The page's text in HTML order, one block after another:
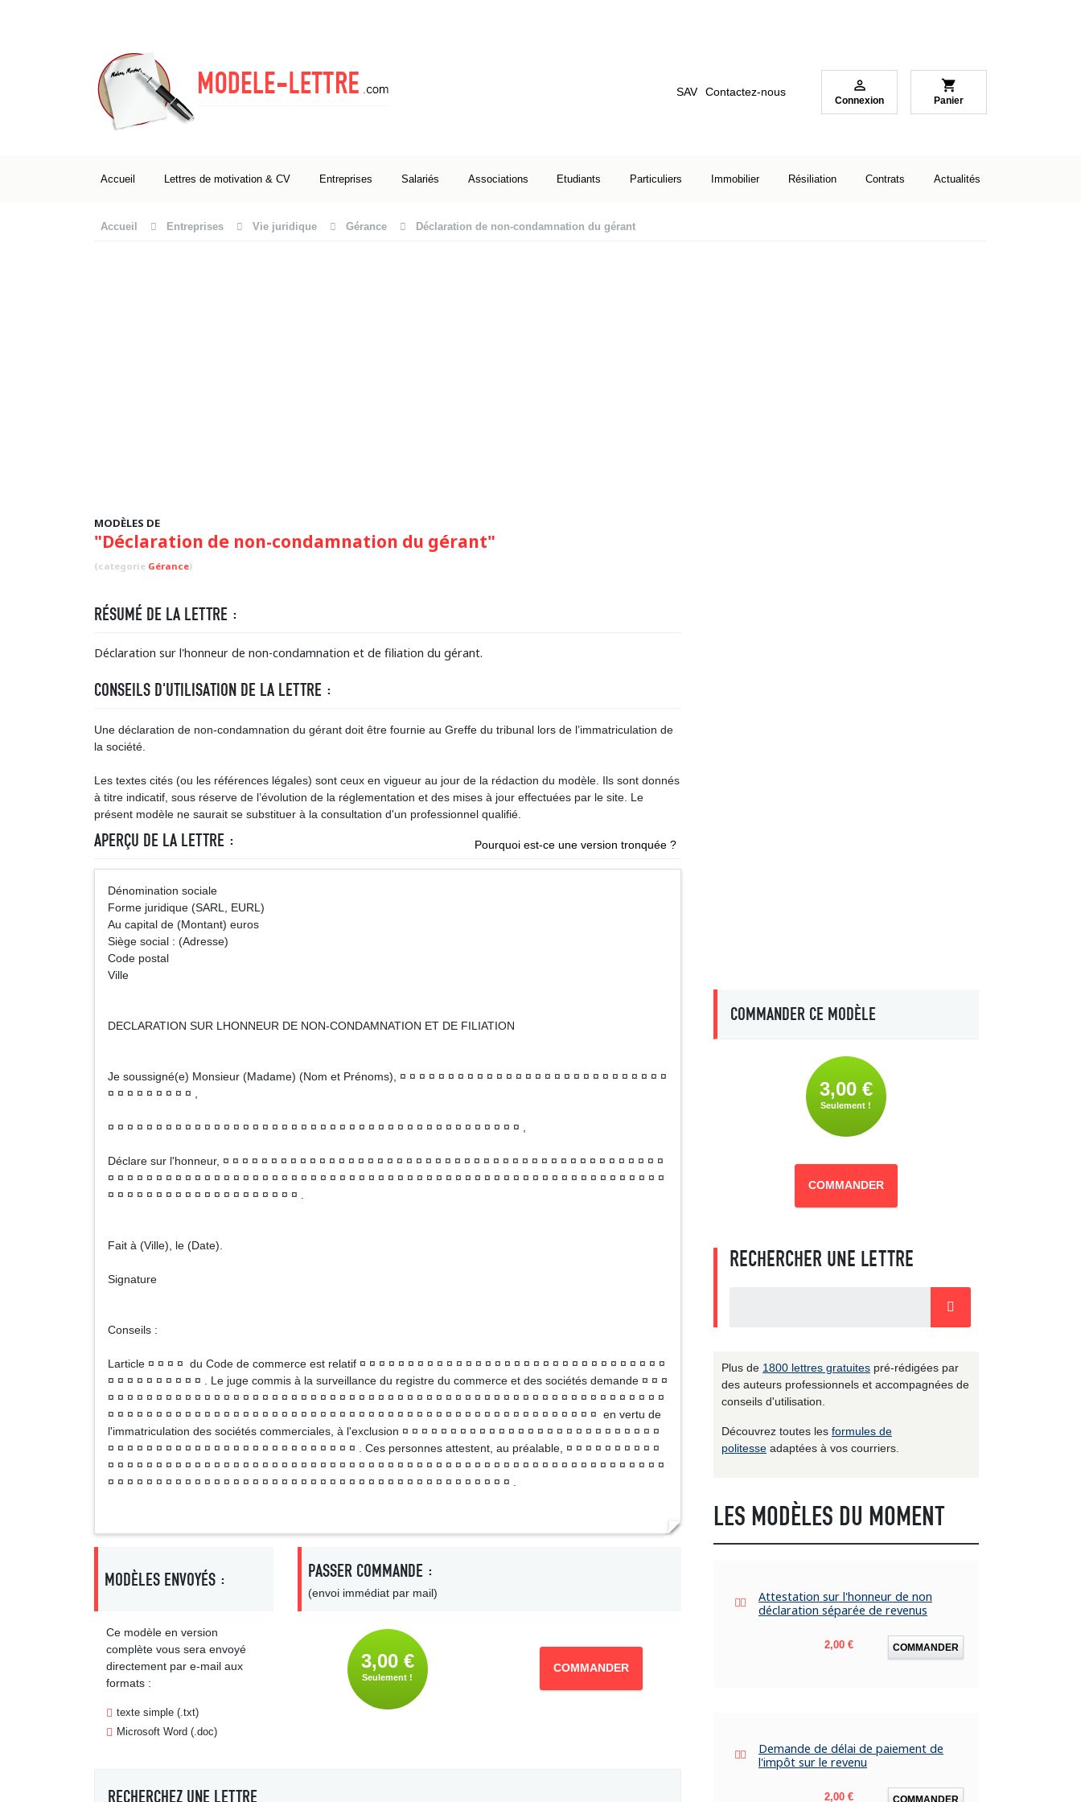
SAV Contactez-nous 
Connexion
shopping_cart
Panier
Accueil Lettres de motivation & CV Entreprises Salariés Associations Etudiants Particuliers Immobilier Résiliation Contrats Actualités
Accueil Entreprises Vie juridique Gérance Déclaration de non-condamnation du gérant
MODÈLES DE
"Déclaration de non-condamnation du gérant"
(categorie Gérance)
RÉSUMÉ DE LA LETTRE :
Déclaration sur l'honneur de non-condamnation et de filiation du gérant.
CONSEILS D'UTILISATION DE LA LETTRE :
Une déclaration de non-condamnation du gérant doit être fournie au Greffe du tribunal lors de l’immatriculation de
la société.
Les textes cités (ou les références légales) sont ceux en vigueur au jour de la rédaction du modèle. Ils sont donnés
à titre indicatif, sous réserve de l’évolution de la réglementation et des mises à jour effectuées par le site. Le
présent modèle ne saurait se substituer à la consultation d'un professionnel qualifié.
APERÇU DE LA LETTRE : Pourquoi est-ce une version tronquée ?
Dénomination sociale
Forme juridique (SARL, EURL)
Au capital de (Montant) euros
Siège social : (Adresse)
Code postal
Ville
DECLARATION SUR LHONNEUR DE NON-CONDAMNATION ET DE FILIATION
Je soussigné(e) Monsieur (Madame) (Nom et Prénoms), ¤ ¤ ¤ ¤ ¤ ¤ ¤ ¤ ¤ ¤ ¤ ¤ ¤ ¤ ¤ ¤ ¤ ¤ ¤ ¤ ¤ ¤ ¤ ¤ ¤ ¤ ¤ ¤
¤ ¤ ¤ ¤ ¤ ¤ ¤ ¤ ¤ ,
¤ ¤ ¤ ¤ ¤ ¤ ¤ ¤ ¤ ¤ ¤ ¤ ¤ ¤ ¤ ¤ ¤ ¤ ¤ ¤ ¤ ¤ ¤ ¤ ¤ ¤ ¤ ¤ ¤ ¤ ¤ ¤ ¤ ¤ ¤ ¤ ¤ ¤ ¤ ¤ ¤ ¤ ¤ ,
Déclare sur l'honneur, ¤ ¤ ¤ ¤ ¤ ¤ ¤ ¤ ¤ ¤ ¤ ¤ ¤ ¤ ¤ ¤ ¤ ¤ ¤ ¤ ¤ ¤ ¤ ¤ ¤ ¤ ¤ ¤ ¤ ¤ ¤ ¤ ¤ ¤ ¤ ¤ ¤ ¤ ¤ ¤ ¤ ¤ ¤ ¤ ¤ ¤
¤ ¤ ¤ ¤ ¤ ¤ ¤ ¤ ¤ ¤ ¤ ¤ ¤ ¤ ¤ ¤ ¤ ¤ ¤ ¤ ¤ ¤ ¤ ¤ ¤ ¤ ¤ ¤ ¤ ¤ ¤ ¤ ¤ ¤ ¤ ¤ ¤ ¤ ¤ ¤ ¤ ¤ ¤ ¤ ¤ ¤ ¤ ¤ ¤ ¤ ¤ ¤ ¤ ¤ ¤ ¤ ¤ ¤
¤ ¤ ¤ ¤ ¤ ¤ ¤ ¤ ¤ ¤ ¤ ¤ ¤ ¤ ¤ ¤ ¤ ¤ ¤ ¤ .
Fait à (Ville), le (Date).
Signature
Conseils :
Larticle ¤ ¤ ¤ ¤ du Code de commerce est relatif ¤ ¤ ¤ ¤ ¤ ¤ ¤ ¤ ¤ ¤ ¤ ¤ ¤ ¤ ¤ ¤ ¤ ¤ ¤ ¤ ¤ ¤ ¤ ¤ ¤ ¤ ¤ ¤ ¤ ¤ ¤ ¤
¤ ¤ ¤ ¤ ¤ ¤ ¤ ¤ ¤ ¤ . Le juge commis à la surveillance du registre du commerce et des sociétés demande ¤ ¤ ¤
¤ ¤ ¤ ¤ ¤ ¤ ¤ ¤ ¤ ¤ ¤ ¤ ¤ ¤ ¤ ¤ ¤ ¤ ¤ ¤ ¤ ¤ ¤ ¤ ¤ ¤ ¤ ¤ ¤ ¤ ¤ ¤ ¤ ¤ ¤ ¤ ¤ ¤ ¤ ¤ ¤ ¤ ¤ ¤ ¤ ¤ ¤ ¤ ¤ ¤ ¤ ¤ ¤ ¤ ¤ ¤ ¤ ¤
¤ ¤ ¤ ¤ ¤ ¤ ¤ ¤ ¤ ¤ ¤ ¤ ¤ ¤ ¤ ¤ ¤ ¤ ¤ ¤ ¤ ¤ ¤ ¤ ¤ ¤ ¤ ¤ ¤ ¤ ¤ ¤ ¤ ¤ ¤ ¤ ¤ ¤ ¤ ¤ ¤ ¤ ¤ ¤ ¤ ¤ ¤ ¤ ¤ ¤ ¤ en vertu de
l'immatriculation des sociétés commerciales, à l'exclusion ¤ ¤ ¤ ¤ ¤ ¤ ¤ ¤ ¤ ¤ ¤ ¤ ¤ ¤ ¤ ¤ ¤ ¤ ¤ ¤ ¤ ¤ ¤ ¤ ¤ ¤ ¤
¤ ¤ ¤ ¤ ¤ ¤ ¤ ¤ ¤ ¤ ¤ ¤ ¤ ¤ ¤ ¤ ¤ ¤ ¤ ¤ ¤ ¤ ¤ ¤ ¤ ¤ . Ces personnes attestent, au préalable, ¤ ¤ ¤ ¤ ¤ ¤ ¤ ¤ ¤ ¤
¤ ¤ ¤ ¤ ¤ ¤ ¤ ¤ ¤ ¤ ¤ ¤ ¤ ¤ ¤ ¤ ¤ ¤ ¤ ¤ ¤ ¤ ¤ ¤ ¤ ¤ ¤ ¤ ¤ ¤ ¤ ¤ ¤ ¤ ¤ ¤ ¤ ¤ ¤ ¤ ¤ ¤ ¤ ¤ ¤ ¤ ¤ ¤ ¤ ¤ ¤ ¤ ¤ ¤ ¤ ¤ ¤ ¤
¤ ¤ ¤ ¤ ¤ ¤ ¤ ¤ ¤ ¤ ¤ ¤ ¤ ¤ ¤ ¤ ¤ ¤ ¤ ¤ ¤ ¤ ¤ ¤ ¤ ¤ ¤ ¤ ¤ ¤ ¤ ¤ ¤ ¤ ¤ ¤ ¤ ¤ ¤ ¤ ¤ ¤ .
MODÈLES ENVOYÉS :
Ce modèle en version
complète vous sera envoyé
directement par e-mail aux
formats :
texte simple (.txt)
Microsoft Word (.doc)
PASSER COMMANDE :
(envoi immédiat par mail)
3,00 €
Seulement !
COMMANDER
RECHERCHEZ UNE LETTRE
COMMANDER CE MODÈLE
3,00 €
Seulement !
COMMANDER
RECHERCHER UNE LETTRE
Plus de 1800 lettres gratuites pré-rédigées par
des auteurs professionnels et accompagnées de
conseils d'utilisation.
Découvrez toutes les formules de
politesse adaptées à vos courriers.
LES MODÈLES DU MOMENT
Attestation sur l'honneur de non
déclaration séparée de revenus
Prix
2,00 € COMMANDER
Demande de délai de paiement de
l'impôt sur le revenu
Prix
2,00 € COMMANDER